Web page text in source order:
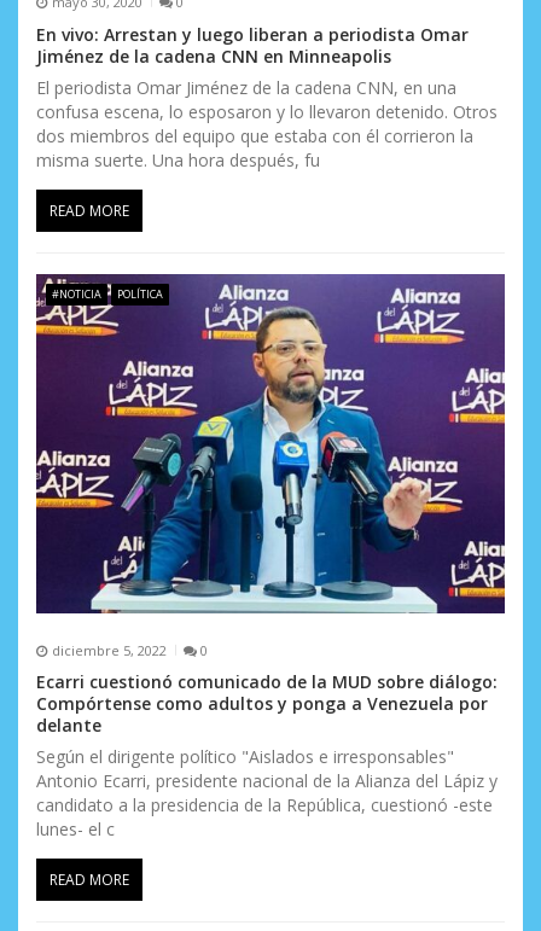
En vivo: Arrestan y luego liberan a periodista Omar
Jiménez de la cadena CNN en Minneapolis
El periodista Omar Jiménez de la cadena CNN, en una
confusa escena, lo esposaron y lo llevaron detenido. Otros
dos miembros del equipo que estaba con él corrieron la
misma suerte. Una hora después, fu
READ MORE
#NOTICIA POLÍTICA
diciembre 5, 2022 0
Ecarri cuestionó comunicado de la MUD sobre diálogo:
Compórtense como adultos y ponga a Venezuela por
delante
Según el dirigente político "Aislados e irresponsables"
Antonio Ecarri, presidente nacional de la Alianza del Lápiz y
candidato a la presidencia de la República, cuestionó -este
lunes- el c
READ MORE